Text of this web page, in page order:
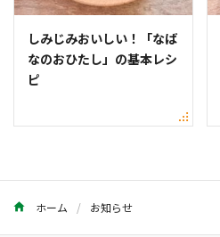
しみじみおいしい！「なば
なのおひたし」の基本レシ
ピ
ホーム お知らせ